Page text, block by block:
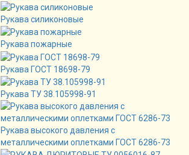
Рукава силиконовые
Рукава пожарные
Рукава ГОСТ 18698-79
Рукава ТУ 38.105998-91
Рукава высокого давления с
металлическими оплетками ГОСТ 6286-73